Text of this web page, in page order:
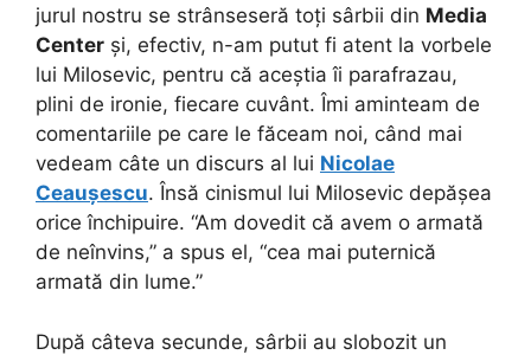
jurul nostru se strânseseră toți sârbii din Media
Center și, efectiv, n-am putut fi atent la vorbele
lui Milosevic, pentru că aceștia îi parafrazau,
plini de ironie, fiecare cuvânt. Îmi aminteam de
comentariile pe care le făceam noi, când mai
vedeam câte un discurs al lui Nicolae
Ceaușescu. Însă cinismul lui Milosevic depășea
orice închipuire. “Am dovedit că avem o armată
de neînvins,” a spus el, “cea mai puternică
armată din lume.”
După câteva secunde, sârbii au slobozit un